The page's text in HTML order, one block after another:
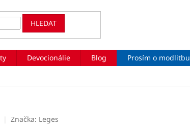
HLEDAT
Devocionálie Blog Prosím o modlitbu
Značka: Leges